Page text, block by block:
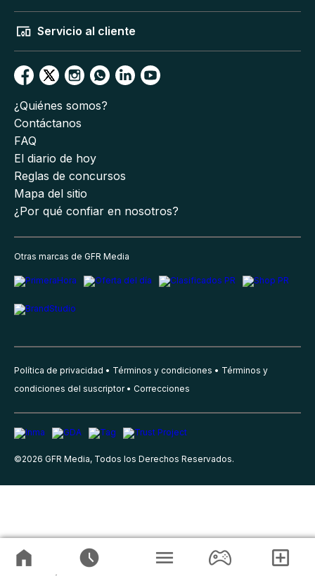
Servicio al cliente
¿Quiénes somos?
Contáctanos
FAQ
El diario de hoy
Reglas de concursos
Mapa del sitio
¿Por qué confiar en nosotros?
Otras marcas de GFR Media
Política de privacidad Términos y condiciones
Términos y
condiciones del suscriptor
Correcciones
©2026 GFR Media, Todos los Derechos Reservados.